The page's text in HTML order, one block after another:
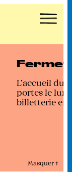
À
Betty
Masquer ↑